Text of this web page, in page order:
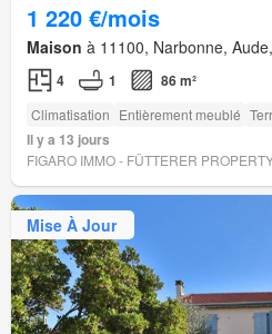
1 220 €/mois
Maison à 11100, Narbonne,
4 1 86 m²
Climatisation Entièrement meublé
Il y a 13 jours
FIGARO IMMO - FÜTTERER
Mise À Jour